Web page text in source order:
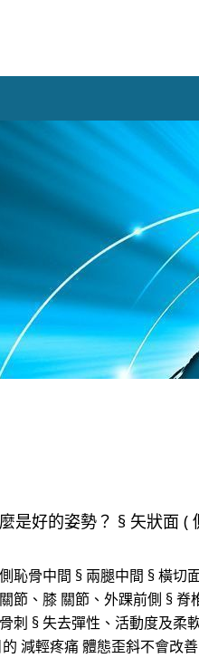
是好的姿勢？ § 矢狀面 (
恥骨中間 § 兩腿中間 § 橫切
節、膝 關節、外踝前側 §
刺 § 失去彈性、活動度及柔
減輕疼痛 體態歪斜不會改